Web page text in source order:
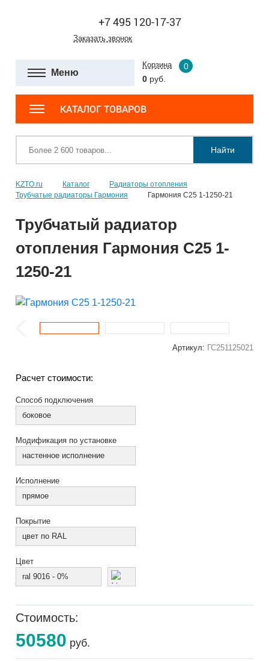
+7 495 120-17-37
Заказать звонок
Меню
Корзина
0
0 руб.
КАТАЛОГ ТОВАРОВ
Найти
KZTO.ru Каталог
Радиаторы отопления
Трубчатые радиаторы Гармония
Гармония С25 1-1250-21
Трубчатый радиатор
отопления Гармония С25 1-
1250-21
Артикул: ГС251125021
Расчет стоимости:
Способ подключения
боковое
Модификация по установке
настенное исполнение
Исполнение
прямое
Покрытие
цвет по RAL
Цвет
ral 9016 - 0%
Стоимость:
50580 руб.